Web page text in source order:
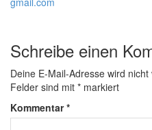
Schreibe einen
Deine E-Mail-Adresse wird nicht
Felder sind mit * markiert
Kommentar*